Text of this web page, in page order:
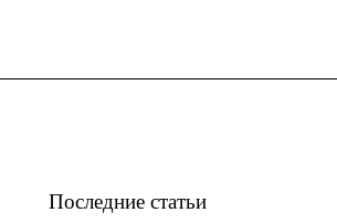
Последние статьи